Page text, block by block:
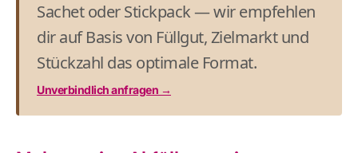
Sachet oder Stickpack — wir empfehlen
dir auf Basis von Füllgut, Zielmarkt und
Stückzahl das optimale Format.
Unverbindlich anfragen →